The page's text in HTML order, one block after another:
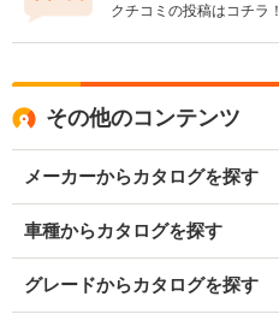
クチコミの投稿はコチラ！
その他のコンテンツ
メーカーからカタログを探す
車種からカタログを探す
グレードからカタログを探す